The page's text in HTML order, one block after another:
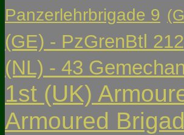
Panzerlehrbrigade 9
(GE) - PzGrenBtl 212
(NL) - 43
1st (UK)
Armoured